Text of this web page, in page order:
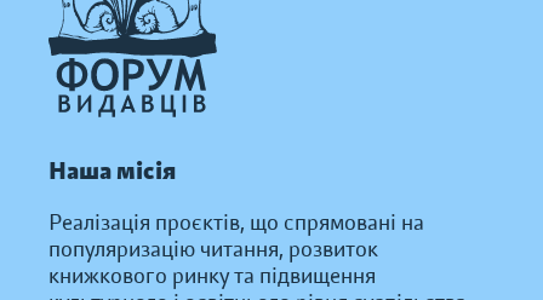
Наша місія
Реалізація проєктів, що спрямовані на
популяризацію читання, розвиток
книжкового ринку та підвищення